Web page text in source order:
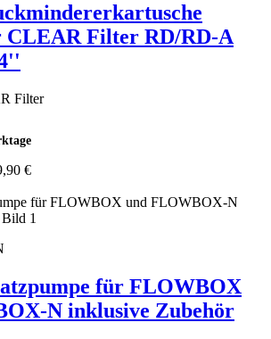
CLEAR Filter RD/RD-A
Filter
€
für FLOWBOX
N inklusive Zubehör